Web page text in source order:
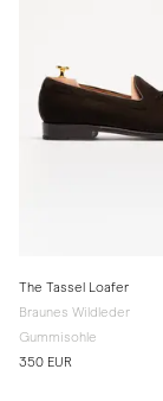
The Tassel Loafer
Braunes Wildleder
Gummisohle
350 EUR